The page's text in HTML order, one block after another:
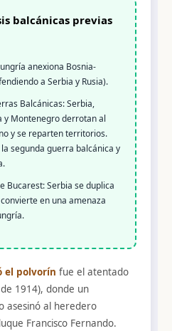
balcánicas previas
anexiona Bosnia-
a Serbia y Rusia).
Balcánicas: Serbia,
y Montenegro derrotan al
y se reparten territorios.
segunda guerra balcánica y
Bucarest: Serbia se duplica
en una amenaza
el polvorín fue el atentado
1914), donde un
asesinó al heredero
Francisco Fernando.